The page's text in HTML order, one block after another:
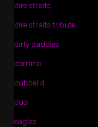
dire straits
dire straits tribute
dirty daddies
domino
dubbel d
duo
eagles